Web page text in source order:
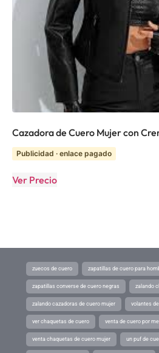
Cazadora de Cuero Mujer con
Publicidad · enlace pagado
Ver Precio
zuecos de cuero zapatillas de cuero para
zapatillas converse de cuero negras zalando
zalando cazadoras de cuero mujer volantes
ver chaquetas de cuero venta de cuero por
venta chaquetas de cuero mujer un puf de